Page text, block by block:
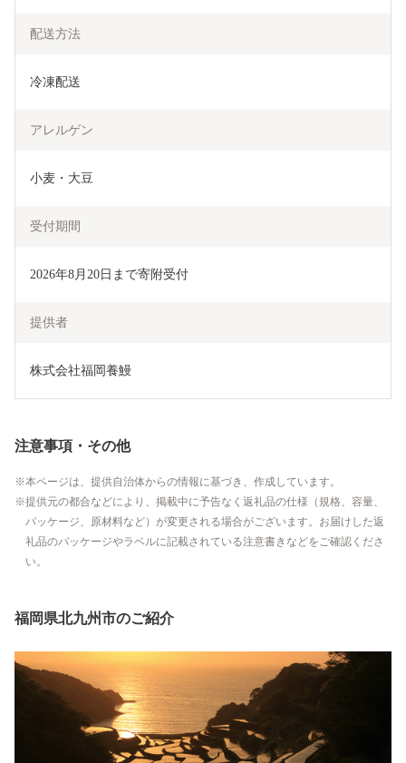
配送方法
冷凍配送
アレルゲン
小麦・大豆
受付期間
2026年8月20日まで寄附受付
提供者
株式会社福岡養鰻
注意事項・その他
本ページは、提供自治体からの情報に基づき、作成しています。
提供元の都合などにより、掲載中に予告なく返礼品の仕様（規格、容量、
パッケージ、原材料など）が変更される場合がございます。お届けした返
礼品のパッケージやラベルに記載されている注意書きなどをご確認くださ
い。
福岡県北九州市のご紹介